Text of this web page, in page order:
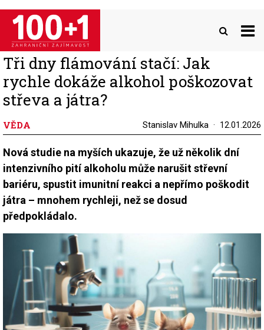
Přejít
hlavnímu
obsahu
Tři dny flámování stačí: Jak
rychle dokáže alkohol poškozovat
střeva a játra?
VĚDA Stanislav Mihulka 12.01.2026
Nová studie na myších ukazuje, že už několik dní
intenzivního pití alkoholu může narušit střevní
bariéru, spustit imunitní reakci a nepřímo poškodit
játra – mnohem rychleji, než se dosud
předpokládalo.